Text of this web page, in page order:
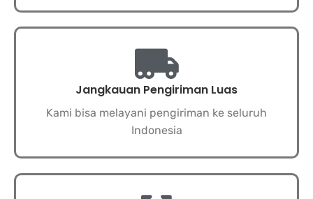
Jangkauan Pengiriman Luas
Kami bisa melayani pengiriman ke seluruh
Indonesia